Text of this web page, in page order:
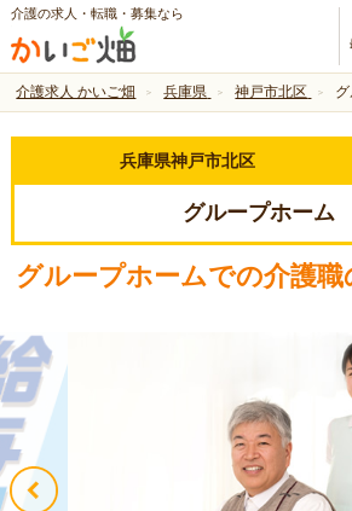
介護の求人・転職・募集なら
介護求人 かいご畑 兵庫県 神戸市北区 グ
兵庫県神戸市北区
グループホーム
グループホームでの介護